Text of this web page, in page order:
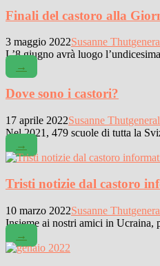
Finali del castoro alla
3 maggio 2022Susanne Thut
L’8 giugno avrà luogo
→
Dove sono i castori?
17 aprile 2022Susanne Thut
Nel 2021, 479 scuole di tutta la
→
Tristi notizie dal castoro
10 marzo 2022Susanne Thut
Insieme ai nostri amici in Ucraina,
→